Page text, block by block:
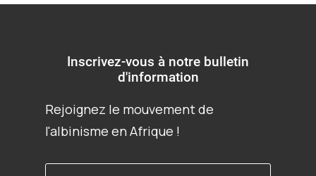
Inscrivez-vous à notre bulletin
d'information
Rejoignez le mouvement de
l'albinisme en Afrique !
Prénom